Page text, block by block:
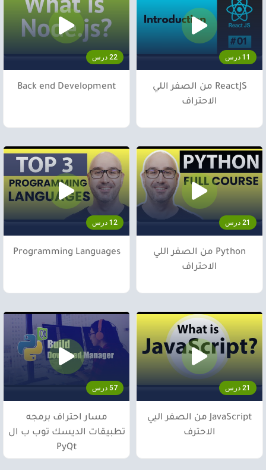
11 درس
ReactJS من الصفر اللي
الاحتراف
22 درس
Back end Development
21 درس
Python من الصفر اللي
الاحتراف
12 درس
Programming Languages
21 درس
JavaScript من الصفر اليي
الاحترف
57 درس
مسار احتراف برمجه
تطبيقات الديسك توب ب ال
PyQt